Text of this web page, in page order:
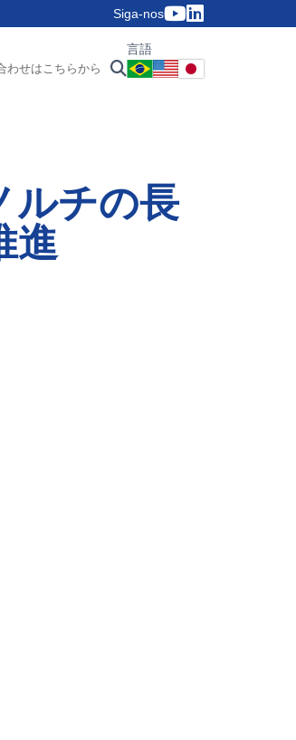
Siga-nos
わせはこちらから
言語
ルチの長
進